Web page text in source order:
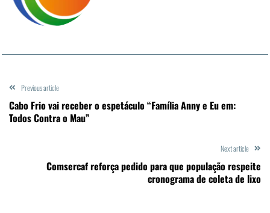
Previous article
Cabo Frio vai receber o espetáculo “Família Anny e Eu em:
Todos Contra o Mau”
Next article
Comsercaf reforça pedido para que população respeite
cronograma de coleta de lixo